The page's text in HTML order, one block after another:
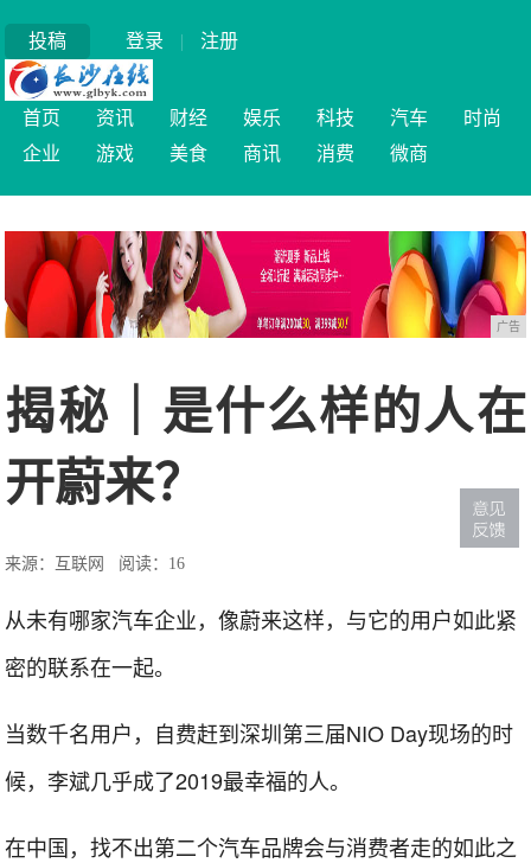
投稿 登录 | 注册
首页 资讯 财经 娱乐 科技 汽车
时尚
企业
游戏 美食 商讯 消费 微商
广告
揭秘｜是什么样的人在
开蔚来？
来源：互联网 阅读：16
从未有哪家汽车企业，像蔚来这样，与它的用户如此紧
密的联系在一起。
当数千名用户，自费赶到深圳第三届NIO Day现场的时
候，李斌几乎成了2019最幸福的人。
在中国，找不出第二个汽车品牌会与消费者走的如此之